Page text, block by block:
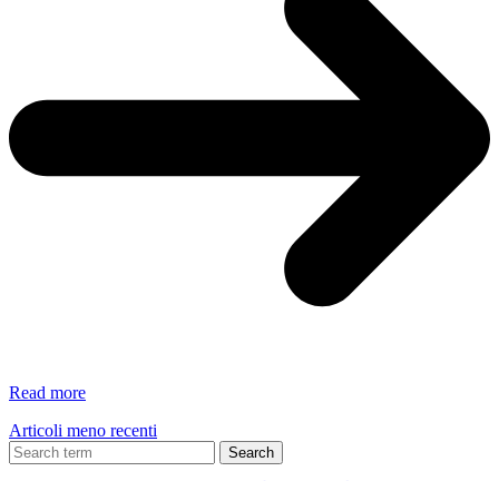
Read moreIo
vorrei
bastare…
Articoli meno recenti
Search